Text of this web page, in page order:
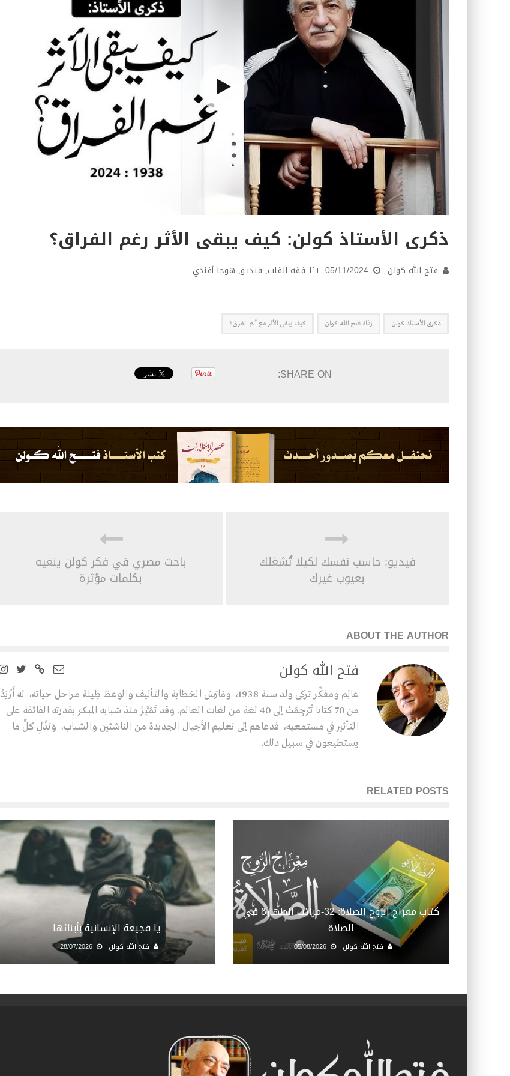
كتاب معراج الروح الصلاة: 32-مراتب الطهارة في الصلاة
ذكرى الأستاذ كولن: كيف يبقى الأثر رغم الفراق؟
فتح الله كولن 05/11/2024 فقه القلب, فيديو, هوجا أفندي
ذكرى الأستاذ كولن زفاة فتح الله كولن كيف يبقى الأثر مع ألم الفراق؟
SHARE ON:
فيديو: حاسب نفسك لكيلا تُشغلك
بعيوب غيرك
باحث مصري في فكر كولن ينعيه
بكلمات مؤثرة
ABOUT THE AUTHOR
فتح الله كولن
عالِم ومفكِّر تركي ولد سنة 1938، ومَارَسَ الخطابة والتأليف والوعظ طِيلة مراحل حياته، له أَزْيَدُ
من 70 كتابا تُرْجِمَتْ إلى 40 لغة من لغات العالم. وقد تَمَيَّزَ منذ شبابه المبكر بقدرته الفائقة على
التأثير في مستمعيه، فدعاهم إلى تعليم الأجيال الجديدة من الناشئين والشباب، وَبَذْلِ كلِّ ما
يستطيعون في سبيل ذلك.
RELATED POSTS
كتاب معراج الروح الصلاة: 32-مراتب الطهارة في
الصلاة
فتح الله كولن 05/08/2026
يا فجيعة الإنسانية بأبنائها
فتح الله كولن 28/07/2026